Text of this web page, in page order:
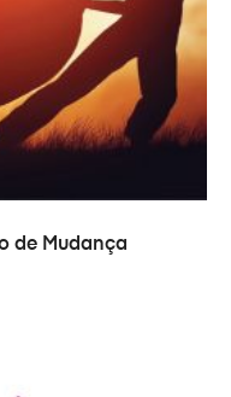
de Mudança